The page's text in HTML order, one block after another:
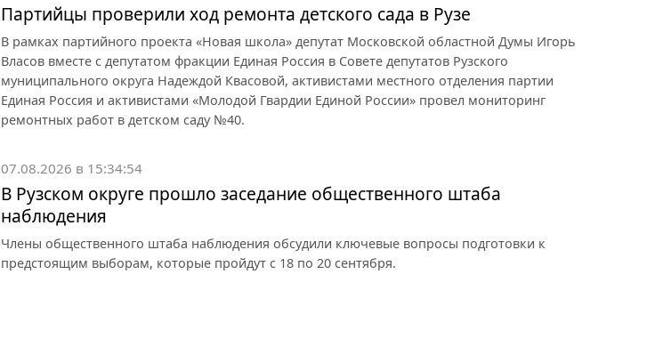
Партийцы проверили ход ремонта детского сада в Рузе
В рамках партийного проекта «Новая школа» депутат Московской областной Думы Игорь
Власов вместе с депутатом фракции Единая Россия в Совете депутатов Рузского
муниципального округа Надеждой Квасовой, активистами местного отделения партии
Единая Россия и активистами «Молодой Гвардии Единой России» провел мониторинг
ремонтных работ в детском саду №40.
07.08.2026 в 15:34:54
В Рузском округе прошло заседание общественного штаба
наблюдения
Члены общественного штаба наблюдения обсудили ключевые вопросы подготовки к
предстоящим выборам, которые пройдут с 18 по 20 сентября.